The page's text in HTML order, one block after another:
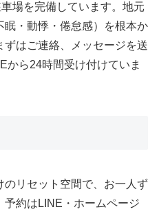
場を完備しています。地元
・動悸・倦怠感）を根本か
はご連絡、メッセージを送
から24時間受け付けていま
リセット空間で、お一人ず
約はLINE・ホームページ